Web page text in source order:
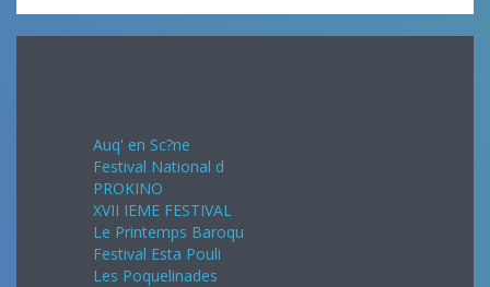
Auq' en Sc?ne
Festival National d
PROKINO
XVII IEME FESTIVAL
Le Printemps Baroqu
Festival Esta Pouli
Les Poquelinades